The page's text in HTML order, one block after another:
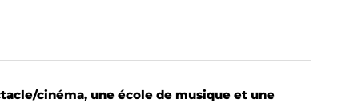
cinéma, une école de musique et une